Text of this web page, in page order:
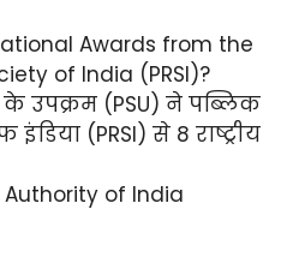
Awards from the
of India (PRSI)?
के उपक्रम (PSU) ने पब्लिक
(PRSI) से 8 राष्ट्रीय
Authority of India